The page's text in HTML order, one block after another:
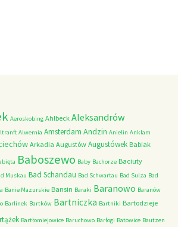
Aeroskobing Ahlbeck Aleksandrów
Alwernia Amsterdam Andzin Anielin Anklam
Arkadia Augustów Augustówek Babiak
Baboszewo Baby Bachorze Baciuty
Muskau Bad Schandau Bad Schwartau Bad Sulza Bad
Banie Mazurskie Bansin Baraki Baranowo Baranów
Barlinek Bartków Bartniczka Bartniki Bartodzieje
Bartłomiejowice Baruchowo Barłogi Batowice Bautzen